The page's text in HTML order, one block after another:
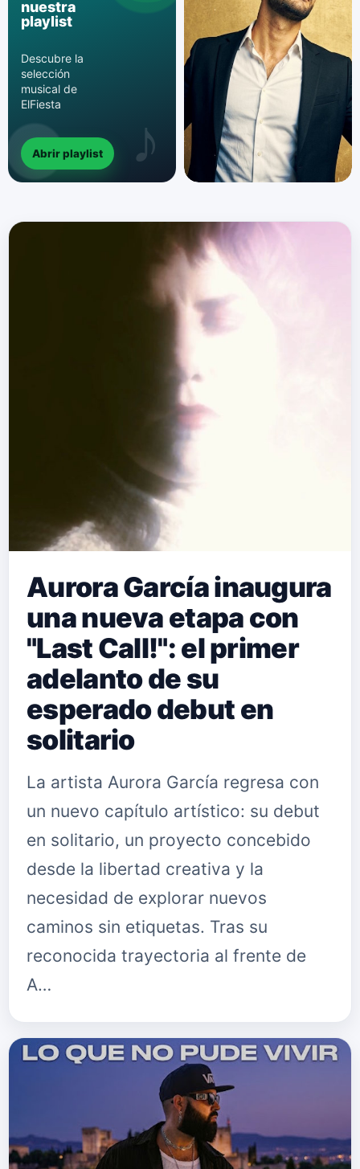
nuestra
playlist
Descubre la
selección
musical de
ElFiesta
Abrir playlist
Aurora García inaugura
una nueva etapa con
"Last Call!": el primer
adelanto de su
esperado debut en
solitario
La artista Aurora García regresa con
un nuevo capítulo artístico: su debut
en solitario, un proyecto concebido
desde la libertad creativa y la
necesidad de explorar nuevos
caminos sin etiquetas. Tras su
reconocida trayectoria al frente de
A…